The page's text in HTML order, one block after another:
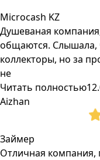
Microcash KZ
Душеваная
общаются. Слышала,
коллекторы, но за
не
Читать полностью
Aizhan
Займер
Отличная компания,